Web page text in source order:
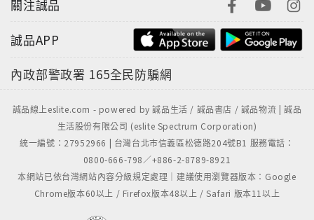
關注誠品
誠品APP
內政部警政署 165全民防騙網
誠品線上eslite.com - powered by 誠品生活 / 誠品書店 / 誠品物流 | 誠品
生活股份有限公司 (eslite Spectrum Corporation)
統一編號：27952966 | 台灣台北市信義區松德路204號B1 服務電話：
0800-666-798／+886-2-8789-8921
本網站已依台灣網站內容分級規定處理｜建議使用瀏覽器版本：Google
Chrome版本60以上 / Firefox版本48以上 / Safari 版本11以上